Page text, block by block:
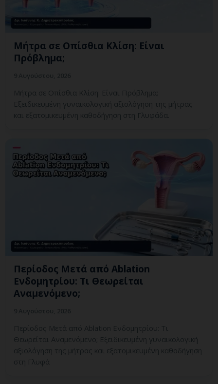
Μήτρα σε Οπίσθια Κλίση: Είναι
Πρόβλημα;
Μήτρα σε Οπίσθια Κλίση: Είναι Πρόβλημα;
Εξειδικευμένη γυναικολογική αξιολόγηση της μήτρας
και εξατομικευμένη καθοδήγηση στη Γλυφάδα.
Περίοδος Μετά από Ablation
Ενδομητρίου: Τι Θεωρείται
Αναμενόμενο;
Περίοδος Μετά από Ablation Ενδομητρίου: Τι
Θεωρείται Αναμενόμενο; Εξειδικευμένη γυναικολογική
αξιολόγηση της μήτρας και εξατομικευμένη καθοδήγηση
στη Γλυφά